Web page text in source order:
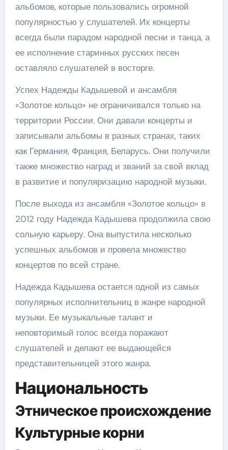
альбомов, которые пользовались огромной
популярностью у слушателей. Их концерты
всегда были парадом народной песни и танца, а
ее исполнение старинных русских песен
оставляло слушателей в восторге.
Успех Надежды Кадышевой и ансамбля
«Золотое кольцо» не ограничивался только на
территории России. Они давали концерты и
записывали альбомы в разных странах, таких
как Германия, Франция, Беларусь. Они получили
также множество наград и званий за свой вклад
в развитие и популяризацию народной музыки.
После выхода из ансамбля «Золотое кольцо» в
2012 году Надежда Кадышева продолжила свою
сольную карьеру. Она выпустила несколько
успешных альбомов и провела множество
концертов по всей стране.
Надежда Кадышева остается одной из самых
популярных исполнительниц в жанре народной
музыки. Ее музыкальные талант и
неповторимый голос всегда поражают
слушателей и делают ее выдающейся
представительницей этого жанра.
Национальность
Этническое происхождение
Культурные корни